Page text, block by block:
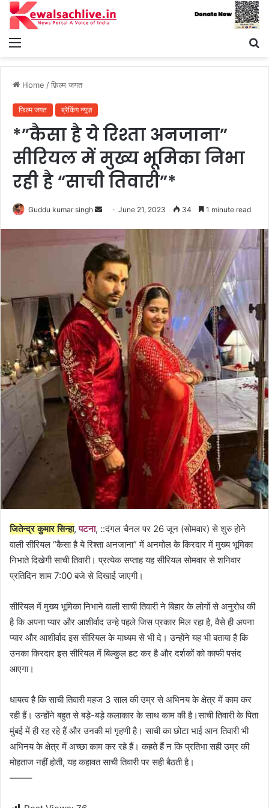
Menu
Home /फ़िल्म जगत
फ़िल्म जगत ब्रेकिंग न्यूज़
*”कैसा है ये रिश्ता अनजाना”
सीरियल में मुख्य भूमिका निभा
रही है “साची तिवारी”*
Guddu kumar singh
Send
email
June 21, 2023 34 1 minute read
जितेन्द्र कुमार सिन्हा,पटना, ::दंगल चैनल पर 26 जून (सोमवार) से शुरु होने
वाली सीरियल “कैसा है ये रिश्ता अनजाना” में अनमोल के किरदार में मुख्य भूमिका
निभाते दिखेगी साची तिवारी। प्रत्येक सप्ताह यह सीरियल सोमवार से शनिवार
प्रतिदिन शाम 7:00 बजे से दिखाई जाएगी।
सीरियल में मुख्य भूमिका निभाने वाली साची तिवारी ने बिहार के लोगों से अनुरोध की
है कि अपना प्यार और आशीर्वाद उन्हे पहले जिस प्रकार मिल रहा है, वैसे ही अपना
प्यार और आशीर्वाद इस सीरियल के माध्यम से भी दे। उन्होंने यह भी बताया है कि
उनका किरदार इस सीरियल में बिल्कुल हट कर है और दर्शकों को काफी पसंद
आएगा।
धायत्व है कि साची तिवारी महज 3 साल की उम्र से अभिनय के क्षेत्र में काम कर
रही हैं। उन्होंने बहुत से बड़े-बड़े कलाकार के साथ काम की है।साची तिवारी के पिता
मुंबई में ही रह रहे हैं और उनकी मां गृहणी है। साची का छोटा भाई आन तिवारी भी
अभिनय के क्षेत्र में अच्छा काम कर रहे हैं। कहते हैं न कि प्रतिभा सही उम्र की
मोहताज नहीं होती, यह कहावत साची तिवारी पर सही बैठती है।
——–